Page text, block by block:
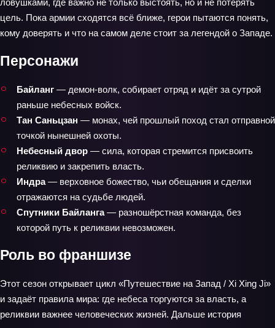
ловушками, где важно не только выстоять, но и не потерять
цель. Пока армии сходятся всё ближе, герои пытаются понять,
кому доверять и что на самом деле стоит за легендой о Западе.
Персонажи
Байланг — демон-волк, собирает отряд и идёт за сутрой
раньше небесных войск.
Тан Саньцзан — монах, чей прошлый поход стал отправной
точкой нынешней охоты.
Небесный двор — сила, которая стремится присвоить
реликвию и закрепить власть.
Индра— верховное божество, чьи обещания и сделки
отражаются на судьбе людей.
Спутники Байланга— разношёрстная команда, без
которой путь к реликвии невозможен.
Роль во франшизе
Этот сезон открывает цикл «Путешествие на Запад / Xi Xing Ji»
и задаёт правила мира: где небеса торгуются за власть, а
реликвии важнее человеческих жизней. Дальше история